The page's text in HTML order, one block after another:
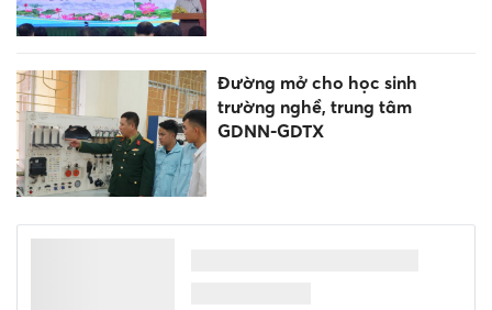
Đường mở cho học sinh
trường nghề, trung tâm
GDNN-GDTX